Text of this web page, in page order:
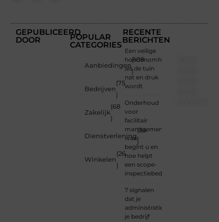
GEPUBLICEERD
DOOR
POPULAR
CATEGORIES
Aanbiedingen
(108
)
Bedrijven
(75
)
Zakelijk
(68
)
Dienstverlening
(34
)
Winkelen
(26
)
RECENTE
BERICHTEN
Een veilige
hondenomheining
als de tuin
nat en druk
wordt
Onderhoud
voor
facilitair
management:
waar
begint u en
hoe helpt
een scope-
inspectiebedrijf?
7 signalen
dat je
administratie
je bedrijf